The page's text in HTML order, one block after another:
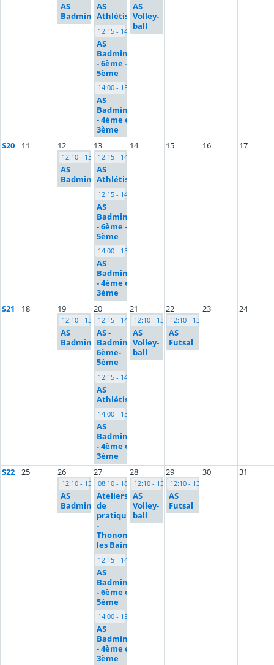
AS
Badminton
AS
Athlétisme
12:15 - 14:00
AS
Badminton
- 6ème -
5ème
14:00 - 15:30
AS
Badminton
- 4ème et
3ème
AS
Volley-
ball
S20 11 12
12:10 - 13:00
AS
Badminton
13
12:15 - 14:45
AS
Athlétisme
12:15 - 14:00
AS
Badminton
- 6ème -
5ème
14:00 - 15:30
AS
Badminton
- 4ème et
3ème
14 15 16 17
S21 18 19
12:10 - 13:00
AS
Badminton
20
12:15 - 14:00
AS -
Badminton
6ème-
5ème
12:15 - 14:45
AS
Athlétisme
14:00 - 15:30
AS
Badminton
- 4ème et
3ème
21
12:10 - 13:00
AS
Volley-
ball
22
12:10 - 13:00
AS
Futsal
23 24
S22 25 26
12:10 - 13:00
AS
Badminton
27
08:10 - 18:00
Ateliers
de
pratique
-
Thonon
les Bains
12:15 - 14:00
AS
Badminton
- 6ème et
5ème
14:00 - 15:30
AS
Badminton
- 4ème et
3ème
28
12:10 - 13:00
AS
Volley-
ball
29
12:10 - 13:00
AS
Futsal
30 31